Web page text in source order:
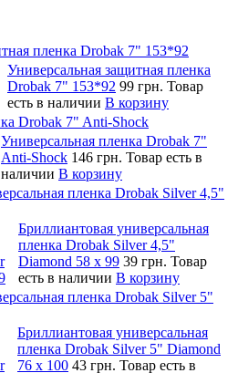
пленка Drobak 7" 153*92
Универсальная защитная пленка
Drobak 7" 153*92 99 грн. Товар
есть в наличии В корзину
Drobak 7" Anti-Shock
Универсальная пленка Drobak 7"
Anti-Shock 146 грн. Товар есть в
наличии В корзину
пленка Drobak Silver 4,5"
Бриллиантовая универсальная
пленка Drobak Silver 4,5"
Diamond 58 х 99 39 грн. Товар
есть в наличии В корзину
пленка Drobak Silver 5"
Бриллиантовая универсальная
пленка Drobak Silver 5" Diamond
76 х 100 43 грн. Товар есть в